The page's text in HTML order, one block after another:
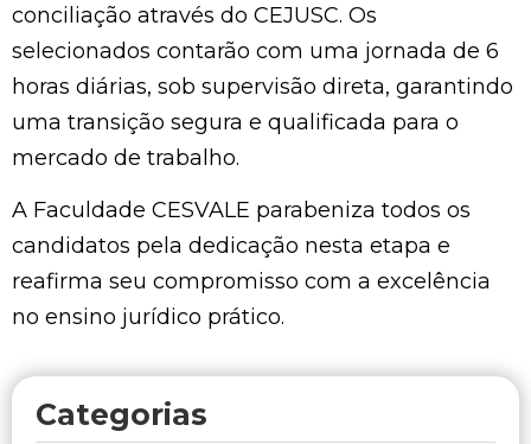
conciliação através do CEJUSC. Os
selecionados contarão com uma jornada de 6
horas diárias, sob supervisão direta, garantindo
uma transição segura e qualificada para o
mercado de trabalho.
A Faculdade CESVALE parabeniza todos os
candidatos pela dedicação nesta etapa e
reafirma seu compromisso com a excelência
no ensino jurídico prático.
Categorias